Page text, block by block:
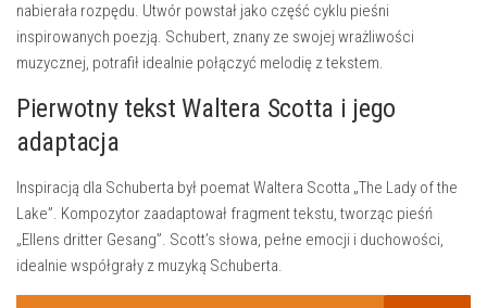
nabierała rozpędu. Utwór powstał jako część cyklu pieśni
inspirowanych poezją. Schubert, znany ze swojej wrażliwości
muzycznej, potrafił idealnie połączyć melodię z tekstem.
Pierwotny tekst Waltera Scotta i jego
adaptacja
Inspiracją dla Schuberta był poemat Waltera Scotta „The Lady of the
Lake”. Kompozytor zaadaptował fragment tekstu, tworząc pieśń
„Ellens dritter Gesang”. Scott’s słowa, pełne emocji i duchowości,
idealnie współgrały z muzyką Schuberta.